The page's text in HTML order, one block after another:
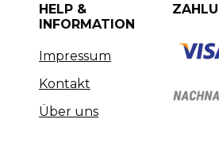
HELP &
INFORMATION
Impressum
Kontakt
Über uns